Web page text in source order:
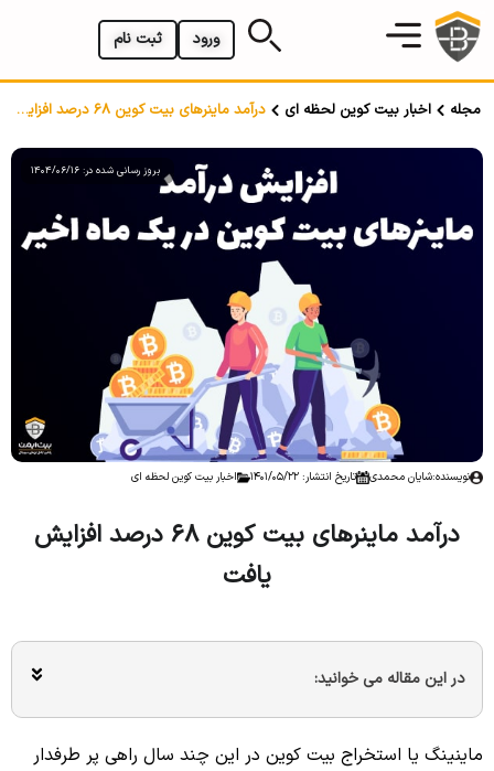
ثبت نام ورود
مجله اخبار بیت کوین لحظه ای درآمد ماینرهای بیت کوین 68 درصد افزایش یافت
بروز رسانی شده در: 1404/06/16
نویسنده:شایان محمدی تاریخ انتشار: 1401/05/22 اخبار بیت کوین لحظه ای
درآمد ماینرهای بیت کوین 68 درصد افزایش
یافت
در این مقاله می خوانید:
ماینینگ یا استخراج بیت کوین در این چند سال راهی پر طرفدار